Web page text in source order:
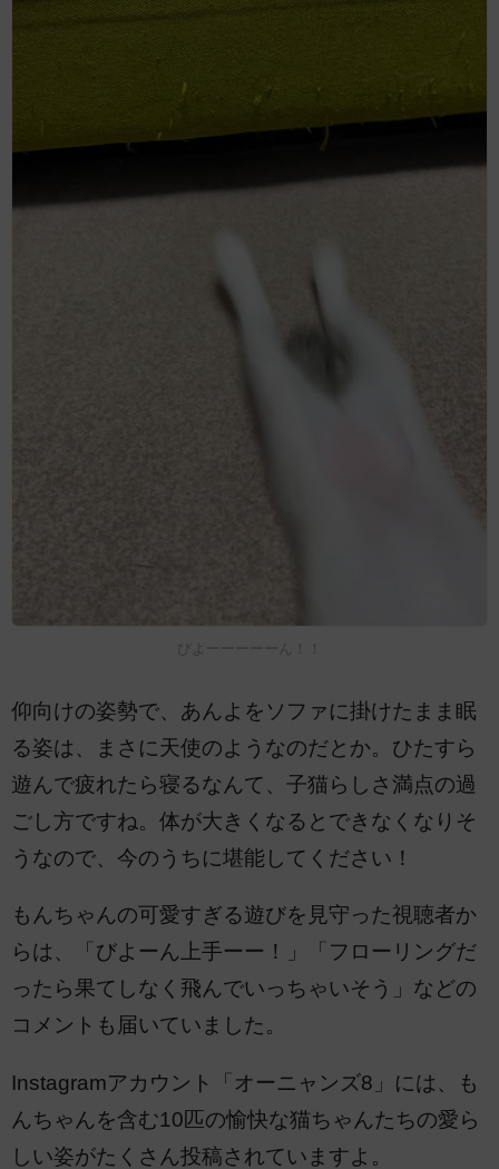
びよーーーーーん！！
仰向けの姿勢で、あんよをソファに掛けたまま眠
る姿は、まさに天使のようなのだとか。ひたすら
遊んで疲れたら寝るなんて、子猫らしさ満点の過
ごし方ですね。体が大きくなるとできなくなりそ
うなので、今のうちに堪能してください！
もんちゃんの可愛すぎる遊びを見守った視聴者か
らは、「びよーん上手ーー！」「フローリングだ
ったら果てしなく飛んでいっちゃいそう」などの
コメントも届いていました。
Instagramアカウント「オーニャンズ8」には、も
んちゃんを含む10匹の愉快な猫ちゃんたちの愛ら
しい姿がたくさん投稿されていますよ。